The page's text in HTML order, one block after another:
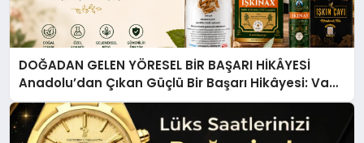
DOĞADAN GELEN YÖRESEL BİR BAŞARI HİKÂYESİ
Anadolu’dan Çıkan Güçlü Bir Başarı Hikâyesi: Van
Gölü Yöresel Işkın Kökü Sirkesi